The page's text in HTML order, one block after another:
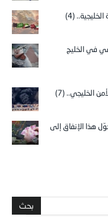
(4)
في الخليج
الخليجي.. (7)
هذا الإنفاق إلى